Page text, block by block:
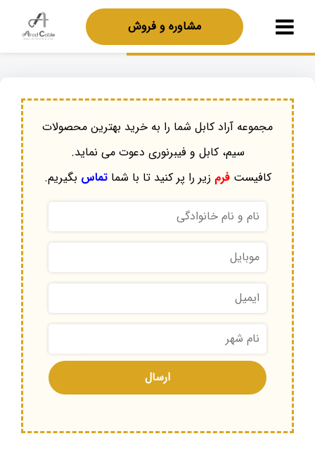
مشاوره و فروش
مجموعه آراد کابل شما را به خرید بهترین محصولات
سیم، کابل و فیبرنوری دعوت می نماید.
کافیستفرم زیر را پر کنید تا با شماتماس بگیریم.